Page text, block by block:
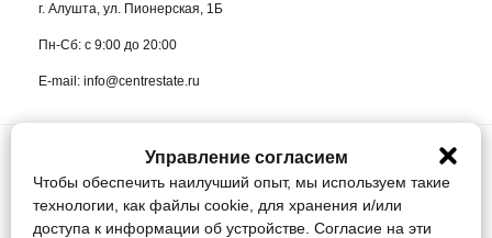
г. Алушта, ул. Пионерская, 1Б
Пн-Сб: с 9:00 до 20:00
E-mail: info@centrestate.ru
ИП Жуков Виктор Васильевич ИНН 910218942064
Данный сайт носит информационный характер и ни при каких условиях
не является публичной офертой, определяемой положениями статьи
Управление согласием
Чтобы обеспечить наилучший опыт, мы используем такие
технологии, как файлы cookie, для хранения и/или
доступа к информации об устройстве. Согласие на эти